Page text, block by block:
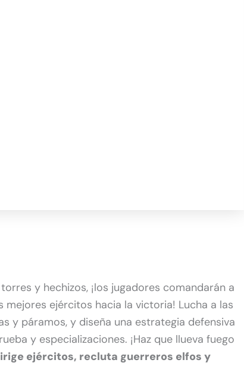
y hechizos, ¡los jugadores comandarán a
ejércitos hacia la victoria! Lucha a las
y páramos, y diseña una estrategia defensiva
y especializaciones. ¡Haz que llueva fuego
ejércitos, recluta guerreros elfos y